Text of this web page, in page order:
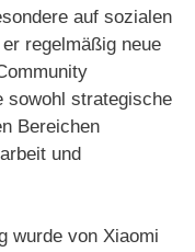
auf sozialen
regelmäßig neue
sowohl strategische
Bereichen
und
wurde von Xiaomi